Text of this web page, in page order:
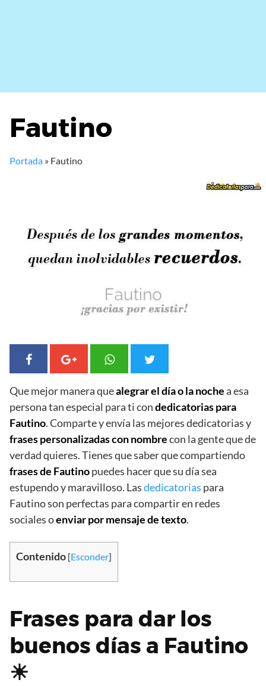
Fautino
Portada » Fautino
Que mejor manera quealegrar el día o la nochea esa
persona tan especial para ti condedicatorias para
Fautino. Comparte y envía las mejores dedicatorias y
frases personalizadas con nombrecon la gente que de
verdad quieres. Tienes que saber que compartiendo
frases de Fautinopuedes hacer que su día sea
estupendo y maravilloso. Lasdedicatorias para
Fautino son perfectas para compartir en redes
sociales oenviar por mensaje de texto.
Contenido [Esconder]
Frases para dar los
buenos días a Fautino
☀